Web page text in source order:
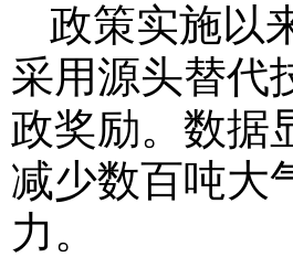
政策实施以
采用源头替代
政奖励。数据
减少数百吨大
力。